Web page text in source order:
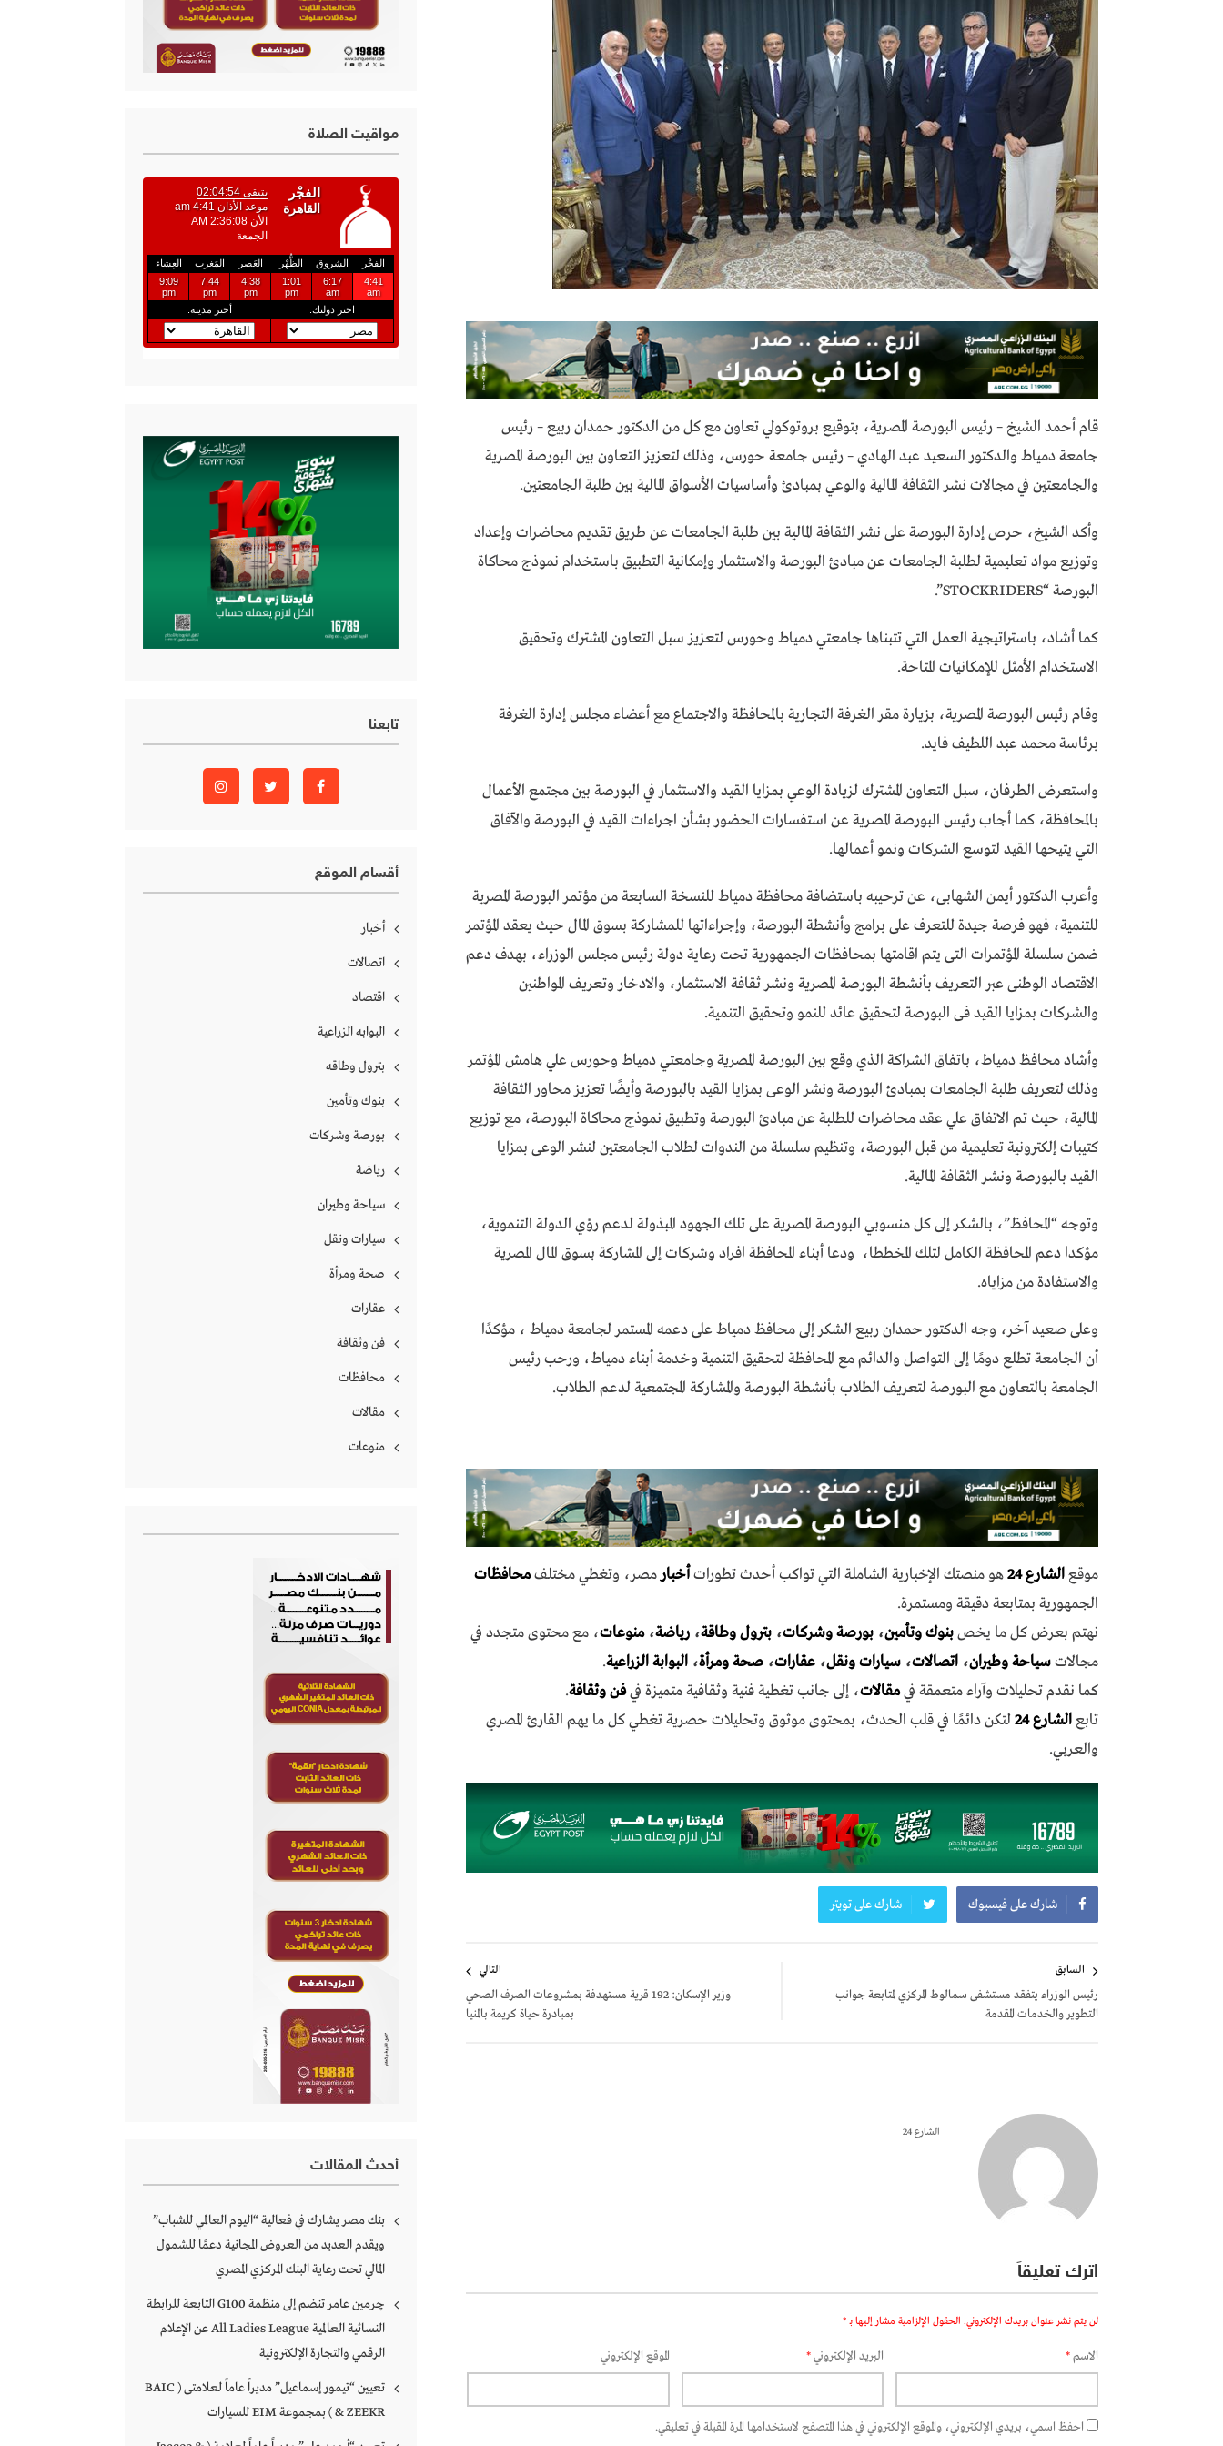
قام أحمد الشيخ – رئيس البورصة المصرية، بتوقيع بروتوكولي تعاون مع كل من الدكتور حمدان ربيع – رئيس
جامعة دمياط والدكتور السعيد عبد الهادي – رئيس جامعة حورس، وذلك لتعزيز التعاون بين البورصة المصرية
والجامعتين في مجالات نشر الثقافة المالية والوعي بمبادئ وأساسيات الأسواق المالية بين طلبة الجامعتين.
وأكد الشيخ، حرص إدارة البورصة على نشر الثقافة المالية بين طلبة الجامعات عن طريق تقديم محاضرات وإعداد
وتوزيع مواد تعليمية لطلبة الجامعات عن مبادئ البورصة والاستثمار وإمكانية التطبيق باستخدام نموذج محاكاة
البورصة “STOCKRIDERS”.
كما أشاد، باستراتيجية العمل التي تتبناها جامعتي دمياط وحورس لتعزيز سبل التعاون المشترك وتحقيق
الاستخدام الأمثل للإمكانيات المتاحة.
وقام رئيس البورصة المصرية، بزيارة مقر الغرفة التجارية بالمحافظة والاجتماع مع أعضاء مجلس إدارة الغرفة
برئاسة محمد عبد اللطيف فايد.
واستعرض الطرفان، سبل التعاون المشترك لزيادة الوعي بمزايا القيد والاستثمار في البورصة بين مجتمع الأعمال
بالمحافظة، كما أجاب رئيس البورصة المصرية عن استفسارات الحضور بشأن اجراءات القيد في البورصة والآفاق
التي يتيحها القيد لتوسع الشركات ونمو أعمالها.
وأعرب الدكتور أيمن الشهابى، عن ترحيبه باستضافة محافظة دمياط للنسخة السابعة من مؤتمر البورصة المصرية
للتنمية، فهو فرصة جيدة للتعرف على برامج وأنشطة البورصة، وإجراءاتها للمشاركة بسوق المال حيث يعقد المؤتمر
ضمن سلسلة المؤتمرات التى يتم اقامتها بمحافظات الجمهورية تحت رعاية دولة رئيس مجلس الوزراء، بهدف دعم
الاقتصاد الوطنى عبر التعريف بأنشطة البورصة المصرية ونشر ثقافة الاستثمار، والادخار وتعريف المواطنين
والشركات بمزايا القيد فى البورصة لتحقيق عائد للنمو وتحقيق التنمية.
وأشاد محافظ دمياط، باتفاق الشراكة الذي وقع بين البورصة المصرية وجامعتي دمياط وحورس علي هامش المؤتمر
وذلك لتعريف طلبة الجامعات بمبادئ البورصة ونشر الوعى بمزايا القيد بالبورصة وأيضًا تعزيز محاور الثقافة
المالية، حيث تم الاتفاق علي عقد محاضرات للطلبة عن مبادئ البورصة وتطبيق نموذج محاكاة البورصة، مع توزيع
كتيبات إلكترونية تعليمية من قبل البورصة، وتنظيم سلسلة من الندوات لطلاب الجامعتين لنشر الوعى بمزايا
القيد بالبورصة ونشر الثقافة المالية.
وتوجه “المحافظ”، بالشكر إلى كل منسوبي البورصة المصرية على تلك الجهود المبذولة لدعم رؤي الدولة التنموية،
مؤكدا دعم المحافظة الكامل لتلك المخططا، ودعا أبناء المحافظة افراد وشركات إلى المشاركة بسوق المال المصرية
والاستفادة من مزاياه.
وعلى صعيد آخر، وجه الدكتور حمدان ربيع الشكر إلى محافظ دمياط على دعمه المستمر لجامعة دمياط ، مؤكدًا
أن الجامعة تطلع دومًا إلى التواصل والدائم مع المحافظة لتحقيق التنمية وخدمة أبناء دمياط، ورحب رئيس
الجامعة بالتعاون مع البورصة لتعريف الطلاب بأنشطة البورصة والمشاركة المجتمعية لدعم الطلاب.
موقعالشارع 24 هو منصتك الإخبارية الشاملة التي تواكب أحدث تطوراتأخبار مصر، وتغطي مختلفمحافظات
الجمهورية بمتابعة دقيقة ومستمرة.
نهتم بعرض كل ما يخصبنوك وتأمين، بورصة وشركات، بترول وطاقة، رياضة،منوعات، مع محتوى متجدد في
مجالاتسياحة وطيران، اتصالات، سيارات ونقل، عقارات، صحة ومرأة، البوابة الزراعية.
كما نقدم تحليلات وآراء متعمقة فيمقالات، إلى جانب تغطية فنية وثقافية متميزة فيفن وثقافة.
تابعالشارع 24
لتكن دائمًا في قلب الحدث، بمحتوى موثوق وتحليلات حصرية تغطي كل ما يهم القارئ المصري
والعربي.
شارك على فيسبوك شارك على تويتر
المقالات
السابق
رئيس الوزراء يتفقد مستشفى سمالوط المركزي لمتابعة جوانب
التطوير والخدمات المقدمة
التالي
وزير الإسكان: 192 قرية مستهدفة بمشروعات الصرف الصحي
بمبادرة حياة كريمة بالمنيا
الشارع 24
اترك تعليقاً
لن يتم نشر عنوان بريدك الإلكتروني. الحقول الإلزامية مشار إليها بـ *
الاسم* البريد الإلكتروني* الموقع الإلكتروني
احفظ اسمي، بريدي الإلكتروني، والموقع الإلكتروني في هذا المتصفح لاستخدامها المرة المقبلة في تعليقي.
مواقيت الصلاة
تابعنا
أقسام الموقع
أخبار
اتصالات
اقتصاد
البوابه الزراعية
بترول وطاقه
بنوك وتأمين
بورصة وشركات
رياضة
سياحة وطيران
سيارات ونقل
صحة ومرأة
عقارات
فن وثقافة
محافظات
مقالات
منوعات
أحدث المقالات
بنك مصر يشارك في فعالية “اليوم العالمي للشباب”
ويقدم العديد من العروض المجانية دعمًا للشمول
المالي تحت رعاية البنك المركزي المصري
چرمين عامر تنضم إلى منظمة G100 التابعة للرابطة
النسائية العالمية All Ladies League عن الإعلام
الرقمي والتجارة الإلكترونية
تعيين “تيمور إسماعيل” مديراً عاماً لعلامتى ( BAIC
& ZEEKR ) بمجموعة EIM للسيارات